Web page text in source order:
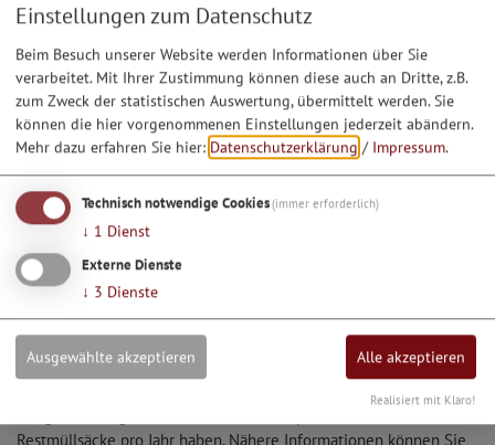
man, wie gewohnt, Gelbe Säcke bei der Gemeindeverwaltung
abholen.
Die Abfallberater im Landratsamt Eichstätt bitten zu beachten,
dass die Gelben Säcke nicht für andere Zwecke wie z. B. zur
Lagerung von Pfandflaschen oder für Kleidung verwendet
werden.
Die gelben Säcke werden im Landkreis Eichstätt einmal im Monat
abgeholt. Die Termine sind im Müllabfuhrkalender eingetragen. In
den Gelben Sack gehören Verkaufsverpackungen aus Kunststoff
und Verbundstoffen.
Bei Fragen und Beschwerden zum Gelben Sack wenden Sie sich
bitte an die kostenlose Hotline-Nummer: 0800 / 800 6333.
Pflegesäcke
Restmüllsäcke pro Jahr haben. Nähere Informationen können Sie
Einstellungen zum Datenschutz
Beim Besuch unserer Website werden Informationen über Sie
verarbeitet. Mit Ihrer Zustimmung können diese auch an Dritte, z.B.
zum Zweck der statistischen Auswertung, übermittelt werden. Sie
können die hier vorgenommenen Einstellungen jederzeit abändern.
Mehr dazu erfahren Sie hier: Datenschutzerklärung / Impressum.
Technisch notwendige Cookies(immer erforderlich)
↓ 1 Dienst
Externe Dienste
↓ 3 Dienste
Ausgewählte akzeptieren Alle akzeptieren
Realisiert mit Klaro!